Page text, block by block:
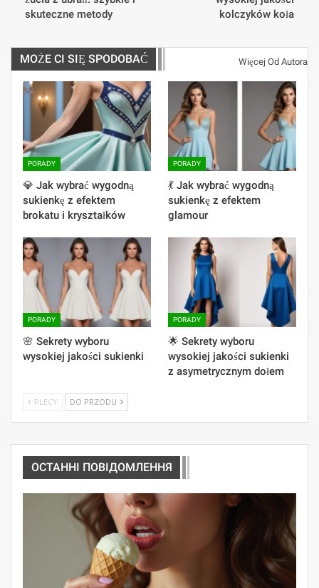
skuteczne metody
kolczyków koła
MOŻE CI SIĘ SPODOBAĆ Więcej Od Autora
PORADY
💎 Jak wybrać wygodną
sukienkę z efektem
brokatu i kryształków
PORADY
💃 Jak wybrać wygodną
sukienkę z efektem
glamour
PORADY
🌸 Sekrety wyboru
wysokiej jakości sukienki
PORADY
🌟 Sekrety wyboru
wysokiej jakości sukienki
z asymetrycznym dołem
PLECY DO PRZODU
ОСТАННІ ПОВІДОМЛЕННЯ